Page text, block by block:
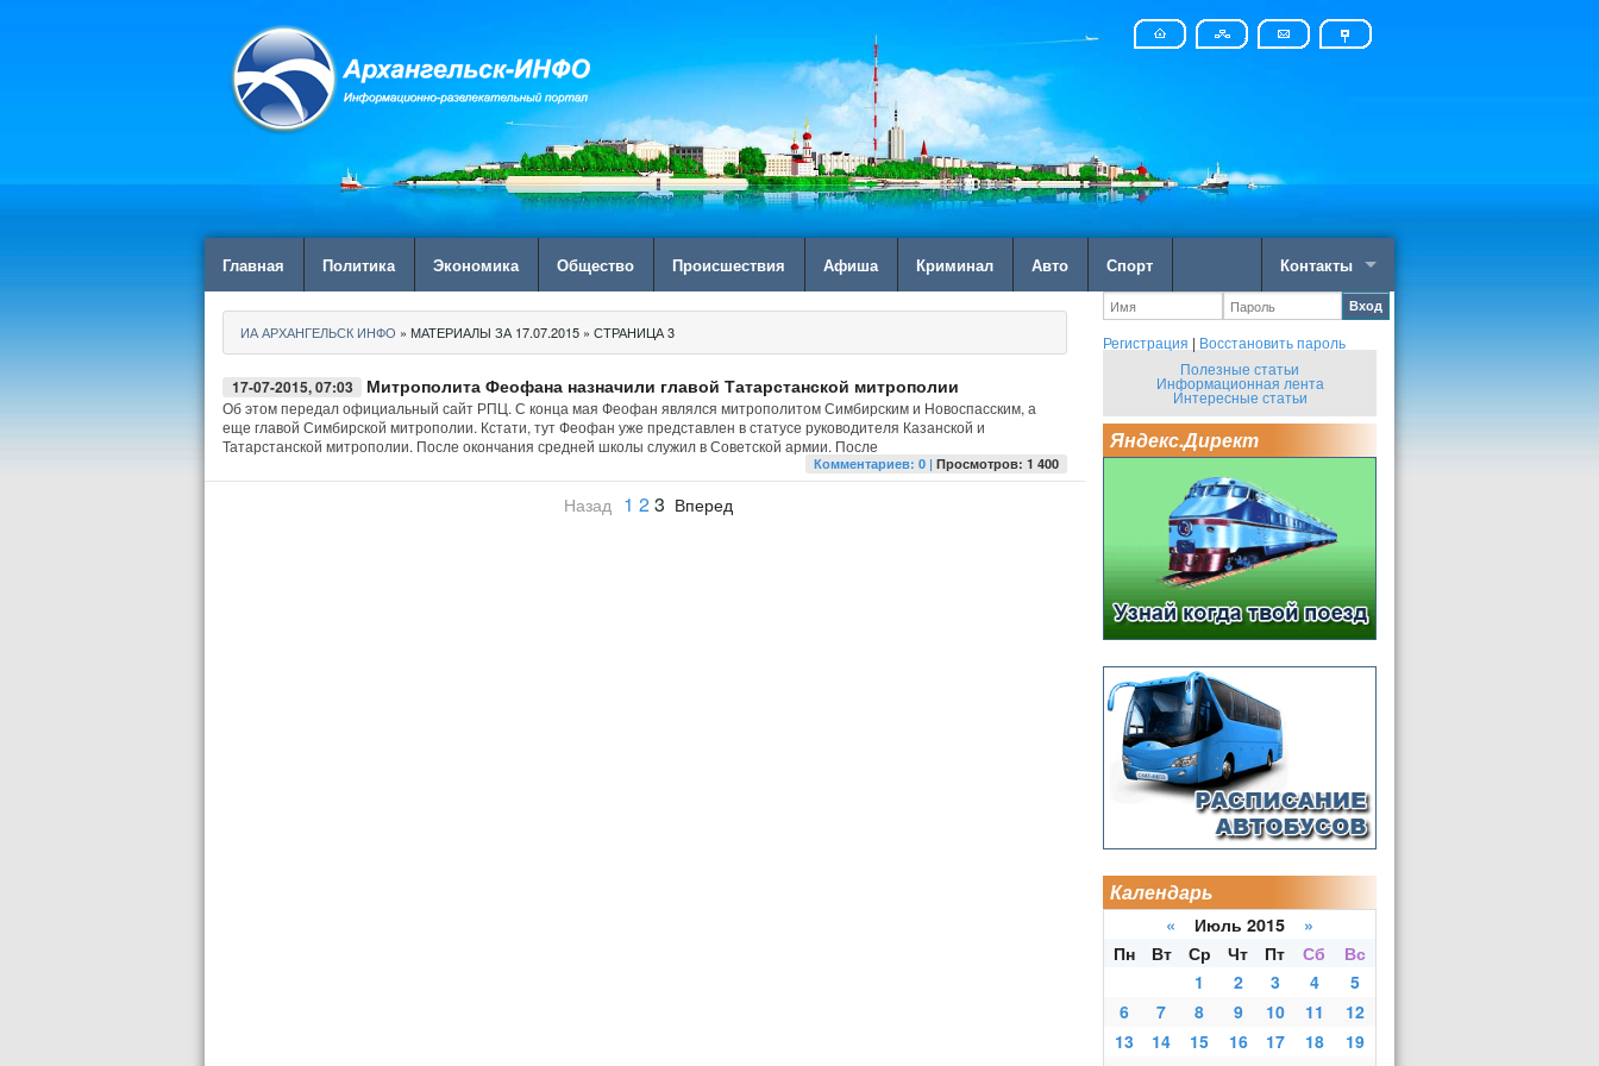
Главная Политика Экономика Общество Происшествия Афиша Криминал Авто Спорт Контакты
ИА АРХАНГЕЛЬСК ИНФО » МАТЕРИАЛЫ ЗА 17.07.2015 » СТРАНИЦА 3
17-07-2015, 07:03 Митрополита Феофана назначили главой Татарстанской митрополии
Об этом передал официальный сайт РПЦ. С конца мая Феофан являлся митрополитом Симбирским и Новоспасским, а
еще главой Симбирской митрополии. Кстати, тут Феофан уже представлен в статусе руководителя Казанской и
Татарстанской митрополии. После окончания средней школы служил в Советской армии. После
Комментариев: 0 |Просмотров: 1 400
Назад 1 23 Вперед
Вход
Регистрация | Восстановить пароль
Полезные статьи
Информационная лента
Интересные статьи
Яндекс.Директ
Календарь
« Июль 2015 »
Пн
Вт Ср Чт Пт Сб
Вс
1
2 3 4
5
6
7 8 9 10 11
12
13
14 15 16 17 18
19